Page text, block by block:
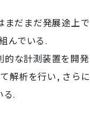
まだまだ発展途上で
んでいる.
的な計測装置を開発
解析を行い, さらに
る.